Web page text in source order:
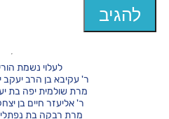
לעלוי נשמת
ר' עקיבא בן הרב יעקב
מרת שולמית יפה בת
ר' אליעזר חיים בן
מרת רבקה בת